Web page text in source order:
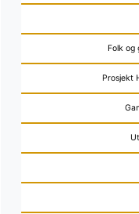
Folk og
Prosjekt